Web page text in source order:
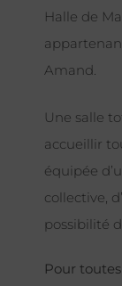
Halle de
Amand.
Une salle
accueillir
équipée
collective,
possibilité
Pour